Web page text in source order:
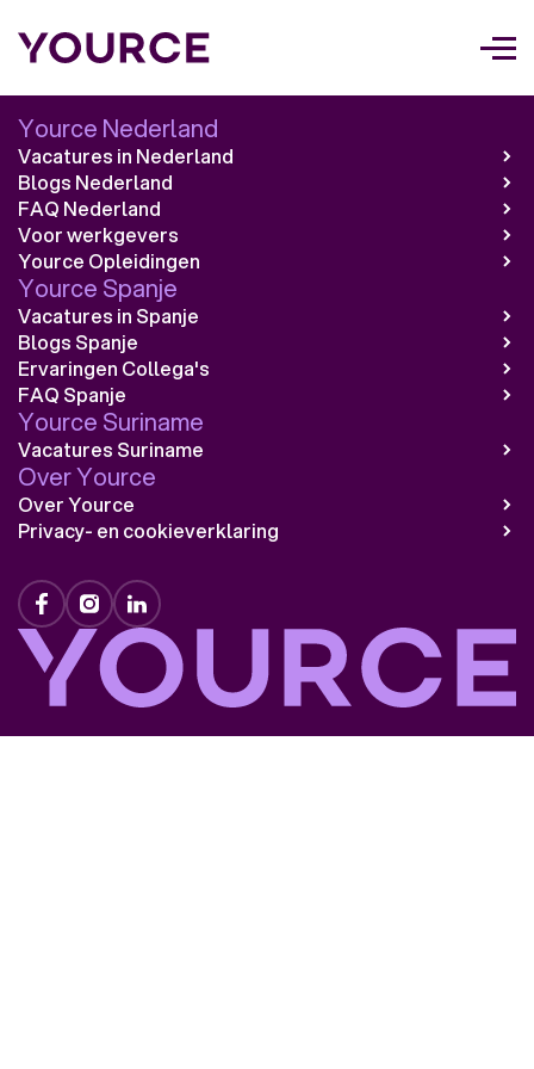
Yource Nederland
Vacatures in Nederland
Blogs Nederland
FAQ Nederland
Voor werkgevers
Yource Opleidingen
Yource Spanje
Vacatures in Spanje
Blogs Spanje
Ervaringen Collega's
FAQ Spanje
Yource Suriname
Vacatures Suriname
Over Yource
Over Yource
Privacy- en cookieverklaring